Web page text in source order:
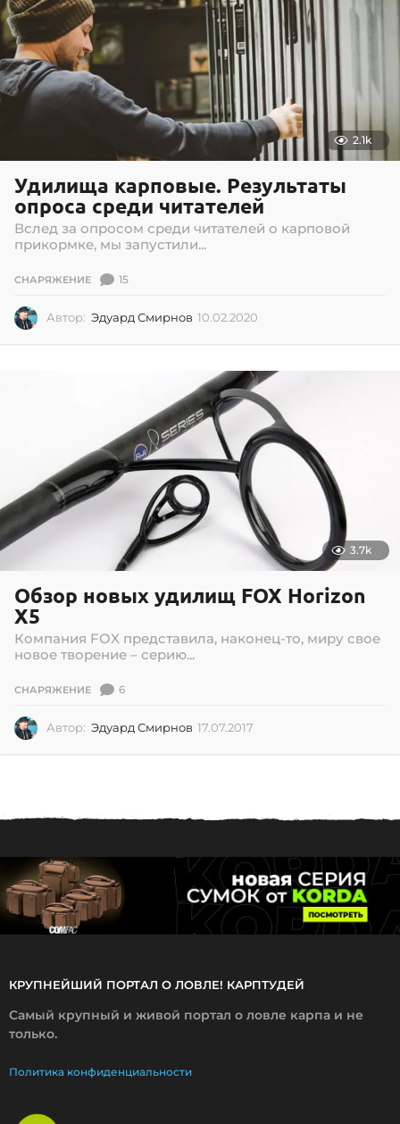
2
0
2
0
2.1k
Удилища карповые. Результаты
опроса среди читателей
Вслед за опросом среди читателей о карповой
прикормке, мы запустили...
СНАРЯЖЕНИЕ 15
Автор: Эдуард Смирнов 10.02.2020
0
7
.
0
2
3.7k
Обзор новых удилищ FOX Horizon
X5
Компания FOX представила, наконец-то, миру свое
новое творение – серию...
СНАРЯЖЕНИЕ 6
Автор: Эдуард Смирнов 17.07.2017
6
КРУПНЕЙШИЙ ПОРТАЛ О ЛОВЛЕ! КАРПТУДЕЙ
Самый крупный и живой портал о ловле карпа и не
только.
Политика конфиденциальности